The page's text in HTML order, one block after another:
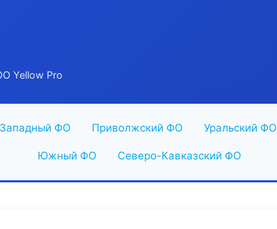
Yellow Pro
ФО Приволжский ФО Уральский ФО
Южный ФО Северо-Кавказский ФО